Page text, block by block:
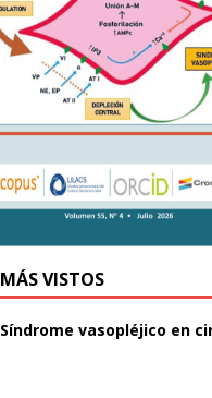
VISTOS
Síndrome vasopléjico en